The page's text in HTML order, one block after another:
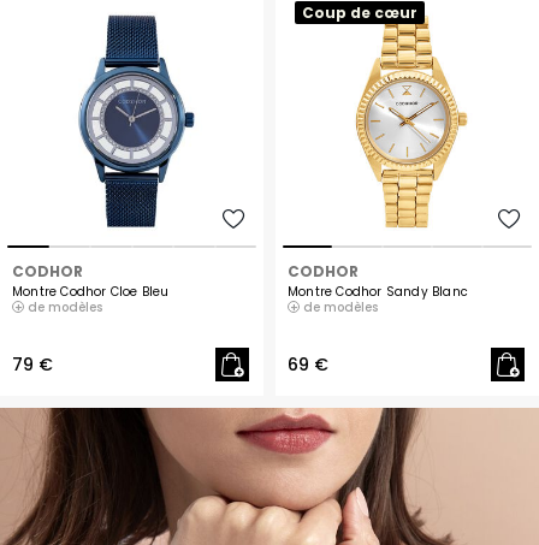
CODHOR
Montre Codhor Cloe Bleu
de modèles
79 €
Coup de cœur
CODHOR
Montre Codhor Sandy Blanc
de modèles
69 €